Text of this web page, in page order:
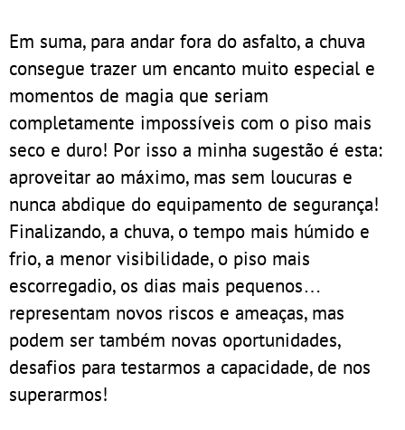
Em suma, para andar fora do asfalto, a chuva
consegue trazer um encanto muito especial e
momentos de magia que seriam
completamente impossíveis com o piso mais
seco e duro! Por isso a minha sugestão é esta:
aproveitar ao máximo, mas sem loucuras e
nunca abdique do equipamento de segurança!
Finalizando, a chuva, o tempo mais húmido e
frio, a menor visibilidade, o piso mais
escorregadio, os dias mais pequenos…
representam novos riscos e ameaças, mas
podem ser também novas oportunidades,
desafios para testarmos a capacidade, de nos
superarmos!